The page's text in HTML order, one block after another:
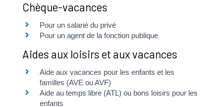
Chèque-vacances
Pour un salarié du privé
Pour un agent de la fonction publique
Aides aux loisirs et aux vacances
Aide aux vacances pour les enfants et les
familles (AVE ou AVF)
Aide au temps libre (ATL) ou bons loisirs pour les
enfants